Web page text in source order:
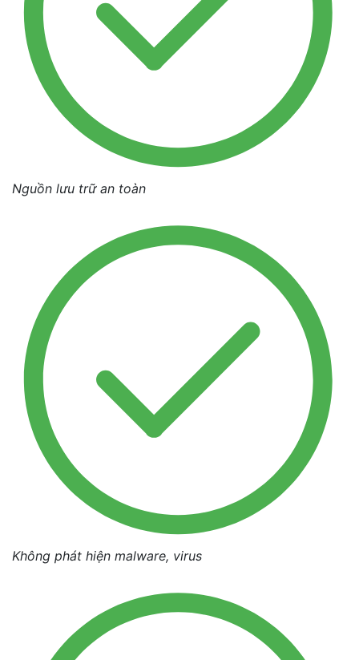
Nguồn lưu trữ an toàn
Không phát hiện malware, virus